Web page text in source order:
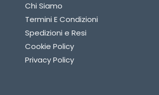
Chi Siamo
Termini E Condizioni
Spedizioni e Resi
Cookie Policy
Privacy Policy